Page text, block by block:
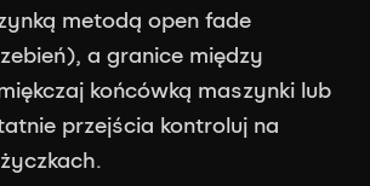
metodą open fade
a granice między
końcówką maszynki lub
przejścia kontroluj na